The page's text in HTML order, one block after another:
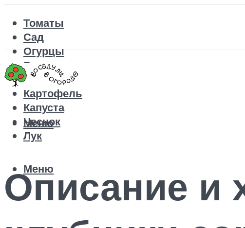
Томаты
Сад
Огурцы
Рецепты
Перец
Картофель
Капуста
Чеснок
Лук
Меню
Меню
Описание и